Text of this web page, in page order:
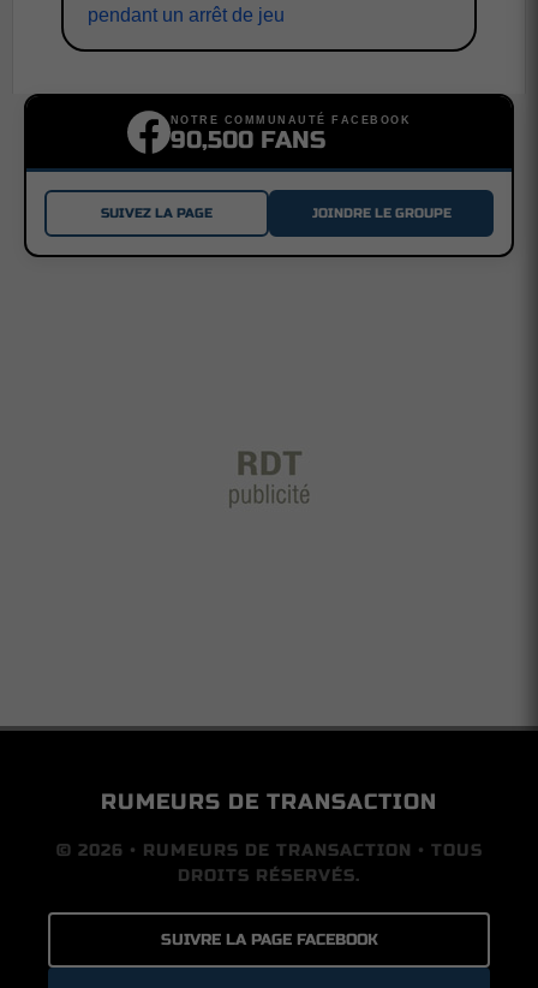
pendant un arrêt de jeu
NOTRE COMMUNAUTÉ FACEBOOK
90,500 FANS
SUIVEZ LA PAGE JOINDRE LE GROUPE
RUMEURS DE TRANSACTION
© 2026 • RUMEURS DE TRANSACTION • TOUS
DROITS RÉSERVÉS.
SUIVRE LA PAGE FACEBOOK